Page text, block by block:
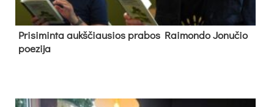
Pri­si­min­ta aukš­čiau­sios pra­bos Rai­mon­do Jo­nu­čio
poe­zi­ja